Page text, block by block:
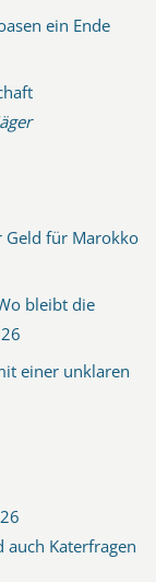
ein Ende
Geld für Marokko
bleibt die
einer unklaren
auch Katerfragen